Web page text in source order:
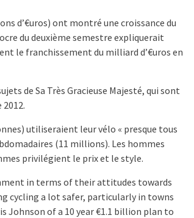
d’€uros) ont montré une croissance du
du deuxième semestre expliquerait
le franchissement du milliard d’€uros en
de Sa Très Gracieuse Majesté, qui sont
utiliseraient leur vélo « presque tous
(11 millions). Les hommes
privilégient le prix et le style.
in terms of their attitudes towards
cycling a lot safer, particularly in towns
Johnson of a 10 year €1.1 billion plan to